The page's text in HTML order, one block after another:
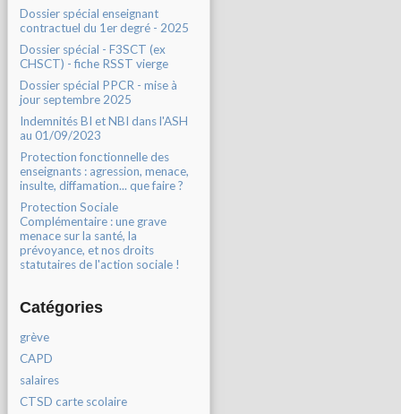
Dossier spécial enseignant
contractuel du 1er degré - 2025
Dossier spécial - F3SCT (ex
CHSCT) - fiche RSST vierge
Dossier spécial PPCR - mise à
jour septembre 2025
Indemnités BI et NBI dans l'ASH
au 01/09/2023
Protection fonctionnelle des
enseignants : agression, menace,
insulte, diffamation... que faire ?
Protection Sociale
Complémentaire : une grave
menace sur la santé, la
prévoyance, et nos droits
statutaires de l'action sociale !
Catégories
grève
CAPD
salaires
CTSD carte scolaire